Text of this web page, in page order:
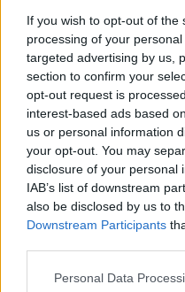
If you wish to opt-out of
processing of your
targeted advertising by us,
section to confirm your
opt-out request is
interest-based ads based
us or personal information
your opt-out. You may
disclosure of your personal
IAB’s list of downstream
also be disclosed by us to
Downstream Participants
Please note that this
Personal Data
Χρηματοδότηση 8 εκατ.
ευρώ σε 843 μέσα
ενημέρωσης- Ξεκίνησε το
πενταετές πρόγραμμα
ενίσχυσης του Τύπου